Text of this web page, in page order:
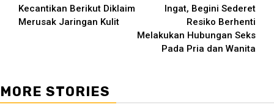
Kecantikan Berikut Diklaim
Merusak Jaringan Kulit
Ingat, Begini Sederet
Resiko Berhenti
Melakukan Hubungan Seks
Pada Pria dan Wanita
MORE STORIES